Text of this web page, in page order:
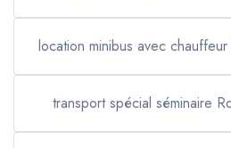
location minibus avec
transport spécial séminaire